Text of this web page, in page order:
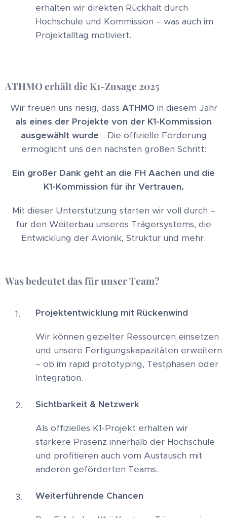
erhalten wir direkten Rückhalt durch
Hochschule und Kommission – was auch im
Projektalltag motiviert.
ATHMO erhält die K1‑Zusage 2025
Wir freuen uns riesig, dass ATHMO in diesem Jahr
als eines der Projekte von der K1-Kommission
ausgewählt wurde . Die offizielle Förderung
ermöglicht uns den nächsten großen Schritt:
Ein großer Dank geht an die FH Aachen und die
K1-Kommission für ihr Vertrauen.
Mit dieser Unterstützung starten wir voll durch –
für den Weiterbau unseres Trägersystems, die
Entwicklung der Avionik, Struktur und mehr.
Was bedeutet das für unser Team?
Projektentwicklung mit Rückenwind
Wir können gezielter Ressourcen einsetzen
und unsere Fertigungskapazitäten erweitern
– ob im rapid prototyping, Testphasen oder
Integration.
Sichtbarkeit & Netzwerk
Als offizielles K1-Projekt erhalten wir
stärkere Präsenz innerhalb der Hochschule
und profitieren auch vom Austausch mit
anderen geförderten Teams.
Weiterführende Chancen